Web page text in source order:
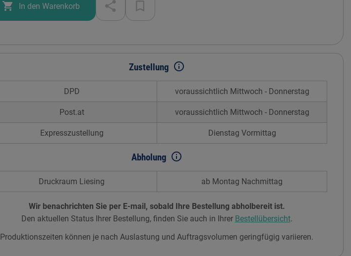
 In den Warenkorb
Zustellung info_outline
DPD voraussichtlich Mittwoch - Donnerstag
Post.at voraussichtlich Mittwoch - Donnerstag
Expresszustellung Dienstag Vormittag
Abholung info_outline
Druckraum Liesing ab Montag Nachmittag
Wir benachrichten Sie per E-mail, sobald Ihre Bestellung abholbereit ist.
Den aktuellen Status Ihrer Bestellung, finden Sie auch in Ihrer Bestellübersicht.
Produktionszeiten können je nach Auslastung und Auftragsvolumen geringfügig variieren.